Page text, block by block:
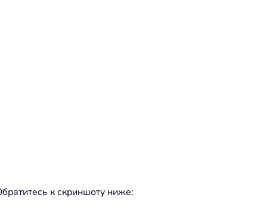
к скриншоту ниже: